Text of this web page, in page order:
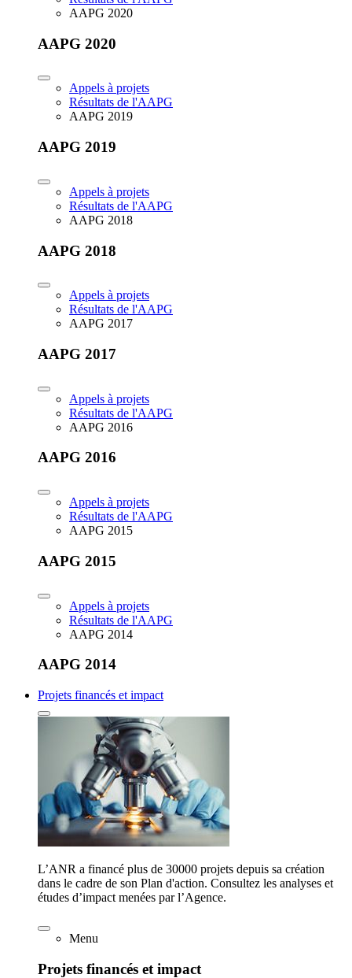
AAPG 2020
AAPG 2020
Appels à projets
Résultats de l'AAPG
AAPG 2019
AAPG 2019
Appels à projets
Résultats de l'AAPG
AAPG 2018
AAPG 2018
Appels à projets
Résultats de l'AAPG
AAPG 2017
AAPG 2017
Appels à projets
Résultats de l'AAPG
AAPG 2016
AAPG 2016
Appels à projets
Résultats de l'AAPG
AAPG 2015
AAPG 2015
Appels à projets
Résultats de l'AAPG
AAPG 2014
AAPG 2014
Projets financés et impact
L’ANR a financé plus de 30000 projets depuis sa création
dans le cadre de son Plan d'action. Consultez les analyses et
études d’impact menées par l’Agence.
Menu
Projets financés et impact